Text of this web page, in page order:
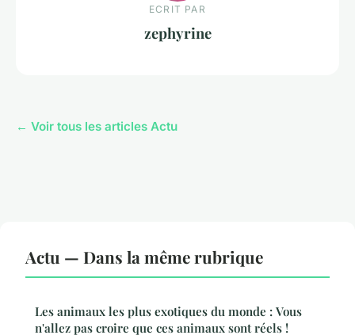
ECRIT PAR
zephyrine
← Voir tous les articles Actu
Actu — Dans la même rubrique
Les animaux les plus exotiques du monde : Vous
n'allez pas croire que ces animaux sont réels !